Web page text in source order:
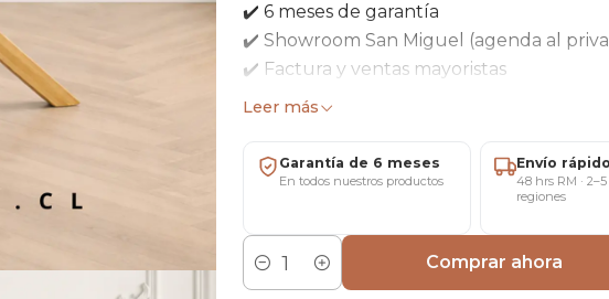
✔️ 6 meses de garantía
✔️ Showroom San Miguel (agenda al
✔️ Factura y ventas mayoristas
Mesa redonda de vidrio templado que
Diámetro: 100 cm
Alto: 75 cm
Leer más
Garantía de 6 meses
En todos nuestros productos
Envío rápido
48 hrs RM ·
regiones
Cantidad
Comprar ahora